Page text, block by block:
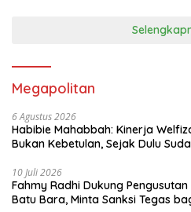
Megapolitan
6 Agustus 2026
Habibie Mahabbah: Kinerja
Bukan Kebetulan, Sejak Dulu
10 Juli 2026
Fahmy Radhi Dukung
Batu Bara, Minta Sanksi Tegas